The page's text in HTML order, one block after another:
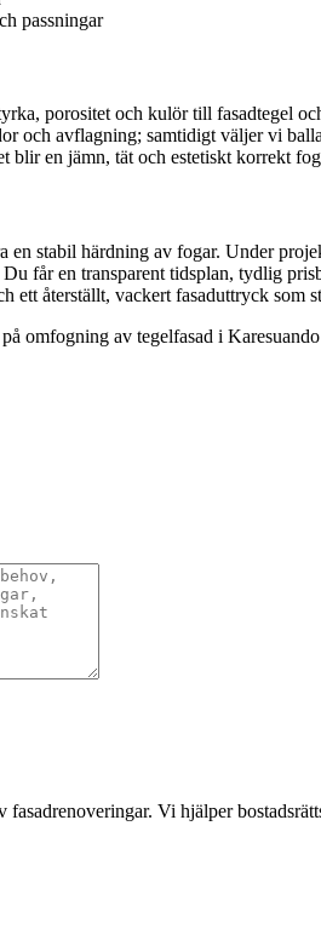
passningar
porositet och kulör till fasadtegel
och avflagning; samtidigt väljer vi
blir en jämn, tät och estetiskt korrekt
en stabil härdning av fogar. Under
får en transparent tidsplan, tydlig
återställt, vackert fasaduttryck som
omfogning av tegelfasad i
Vi hjälper